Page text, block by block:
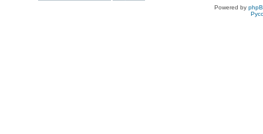
Powered by